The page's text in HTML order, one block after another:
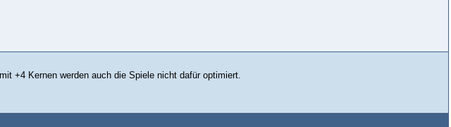
+4 Kernen werden auch die Spiele nicht dafür optimiert.